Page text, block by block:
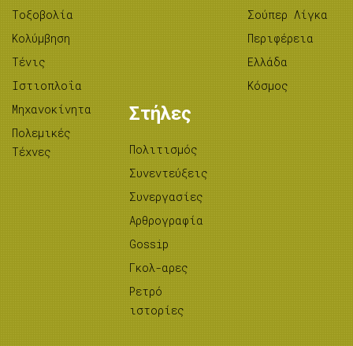
Tοξοβολία
Κολύμβηση
Τένις
Ιστιοπλοΐα
Μηχανοκίνητα
Πολεμικές
Τέχνες
Σούπερ Λίγκα
Περιφέρεια
Ελλάδα
Κόσμος
Στήλες
Πολιτισμός
Συνεντεύξεις
Συνεργασίες
Αρθρογραφία
Gossip
Γκολ-αρες
Ρετρό
ιστορίες